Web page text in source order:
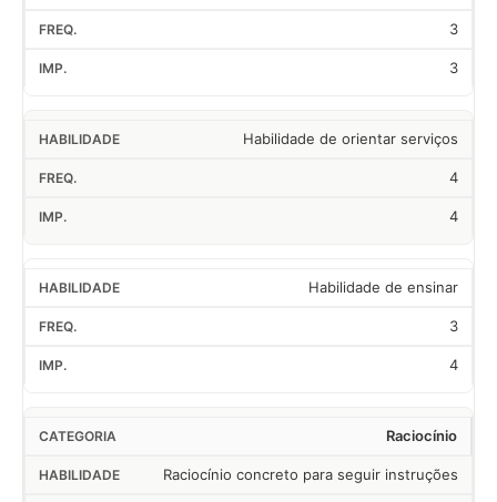
3
3
Habilidade de orientar serviços
4
4
Habilidade de ensinar
3
4
Raciocínio
Raciocínio concreto para seguir instruções